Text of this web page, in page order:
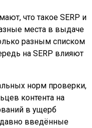
что такое SERP и
места в выдаче
разным списком
на SERP влияют
норм проверки,
контента на
в ущерб
давно введённые